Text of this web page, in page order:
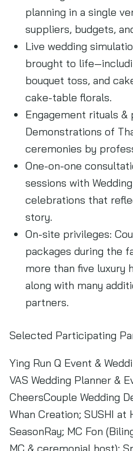
planning in a single
suppliers, budgets,
Live wedding
brought to
bouquet toss, and
cake-table florals.
Engagement rituals &
Demonstrations of
ceremonies by
One-on-one
sessions with
celebrations that
story.
On-site privileges:
packages during the
more than five luxury
along with many
partners.
Selected Participating
Ying Run Q Event &
VAS Wedding Planner &
CheersCouple Wedding
Whan Creation; SUSHI at
SeasonRay; MC Fon